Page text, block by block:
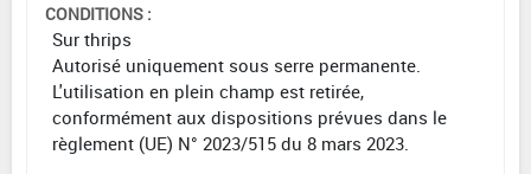
CONDITIONS :
Sur thrips
Autorisé uniquement sous serre permanente.
L'utilisation en plein champ est retirée,
conformément aux dispositions prévues dans le
règlement (UE) N° 2023/515 du 8 mars 2023.